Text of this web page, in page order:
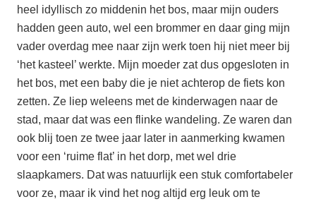
heel idyllisch zo middenin het bos, maar mijn ouders
hadden geen auto, wel een brommer en daar ging mijn
vader overdag mee naar zijn werk toen hij niet meer bij
‘het kasteel’ werkte. Mijn moeder zat dus opgesloten in
het bos, met een baby die je niet achterop de fiets kon
zetten. Ze liep weleens met de kinderwagen naar de
stad, maar dat was een flinke wandeling. Ze waren dan
ook blij toen ze twee jaar later in aanmerking kwamen
voor een ‘ruime flat’ in het dorp, met wel drie
slaapkamers. Dat was natuurlijk een stuk comfortabeler
voor ze, maar ik vind het nog altijd erg leuk om te